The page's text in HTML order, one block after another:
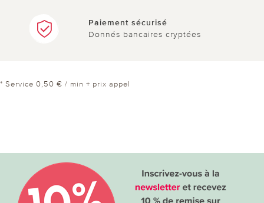
Paiement sécurisé
Donnés bancaires cryptées
* Service 0,50 € / min + prix appel